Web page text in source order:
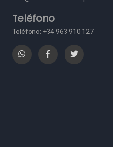
Teléfono
Teléfono: +34 963 910 127